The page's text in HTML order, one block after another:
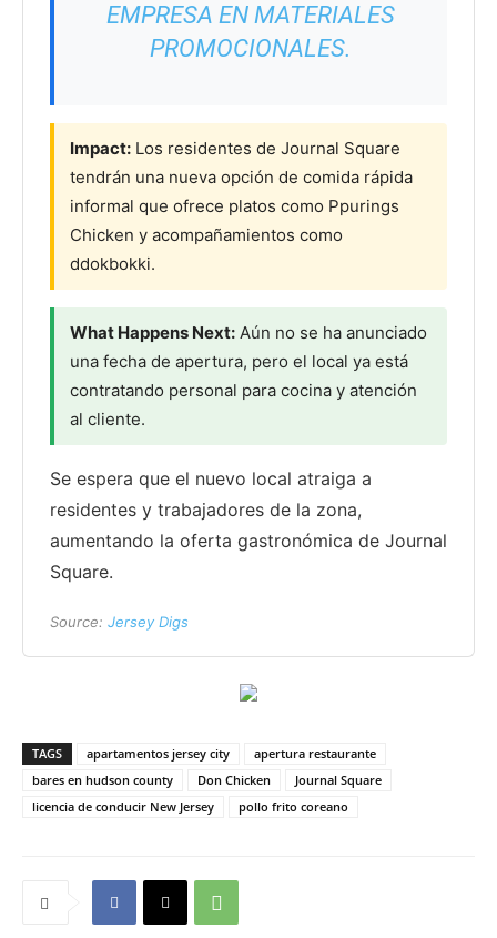
EMPRESA EN MATERIALES
PROMOCIONALES.
Impact: Los residentes de Journal Square
tendrán una nueva opción de comida rápida
informal que ofrece platos como Ppurings
Chicken y acompañamientos como
ddokbokki.
What Happens Next: Aún no se ha anunciado
una fecha de apertura, pero el local ya está
contratando personal para cocina y atención
al cliente.
Se espera que el nuevo local atraiga a
residentes y trabajadores de la zona,
aumentando la oferta gastronómica de Journal
Square.
Source: Jersey Digs
TAGS apartamentos jersey city
apertura restaurante
bares en hudson county
Don Chicken
Journal Square
licencia de conducir New Jersey
pollo frito coreano